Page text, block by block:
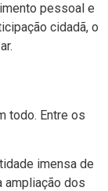
pessoal e
cidadã, o
todo. Entre os
imensa de
ampliação dos